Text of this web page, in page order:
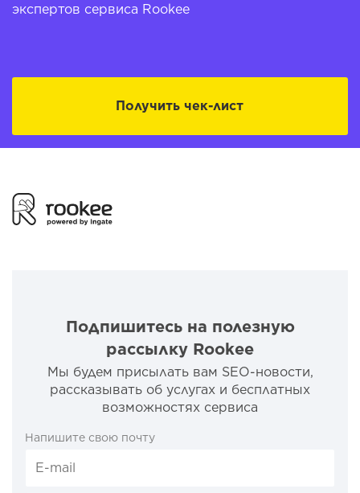
экспертов сервиса Rookee
Получить чек-лист
Подпишитесь на полезную
рассылку Rookee
Мы будем присылать вам SEO-новости,
рассказывать об услугах и бесплатных
возможностях сервиса
Напишите свою почту